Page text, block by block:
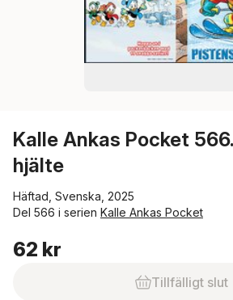
Kalle Ankas Pocket
hjälte
Häftad, Svenska, 2025
Del 566 i serien Kalle Ankas Pocket
62 kr
Tillfälligt slut